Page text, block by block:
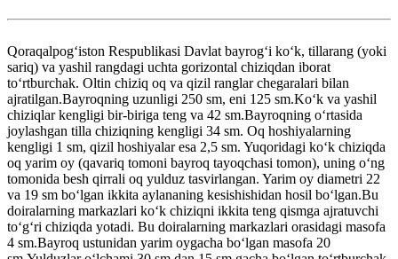
Qoraqalpogʻiston Respublikasi Davlat bayrogʻi koʻk, tillarang (yoki
sariq) va yashil rangdagi uchta gorizontal chiziqdan iborat
toʻrtburchak. Oltin chiziq oq va qizil ranglar chegaralari bilan
ajratilgan.Bayroqning uzunligi 250 sm, eni 125 sm.Koʻk va yashil
chiziqlar kengligi bir-biriga teng va 42 sm.Bayroqning oʻrtasida
joylashgan tilla chiziqning kengligi 34 sm. Oq hoshiyalarning
kengligi 1 sm, qizil hoshiyalar esa 2,5 sm. Yuqoridagi koʻk chiziqda
oq yarim oy (qavariq tomoni bayroq tayoqchasi tomon), uning oʻng
tomonida besh qirrali oq yulduz tasvirlangan. Yarim oy diametri 22
va 19 sm boʻlgan ikkita aylananing kesishishidan hosil boʻlgan.Bu
doiralarning markazlari koʻk chiziqni ikkita teng qismga ajratuvchi
toʻgʻri chiziqda yotadi. Bu doiralarning markazlari orasidagi masofa
4 sm.Bayroq ustunidan yarim oygacha boʻlgan masofa 20